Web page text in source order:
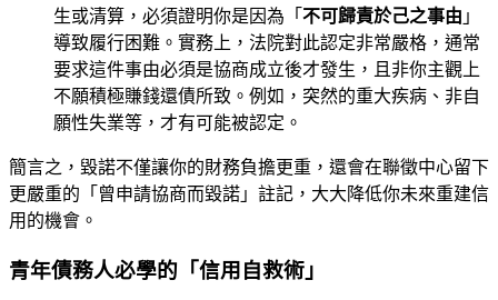
生或清算，必須證明你是因為「 不可歸責於己之事由 」
導致履行困難。實務上，法院對此認定非常嚴格，通常
要求這件事由必須是協商成立後才發生，且非你主觀上
不願積極賺錢還債所致。例如，突然的重大疾病、非自
願性失業等，才有可能被認定。
簡言之，毀諾不僅讓你的財務負擔更重，還會在聯徵中心留下
更嚴重的「曾申請協商而毀諾」註記，大大降低你未來重建信
用的機會。
青年債務人必學的「信用自救術」